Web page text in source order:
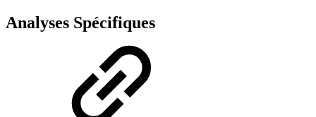
Analyses Spécifiques